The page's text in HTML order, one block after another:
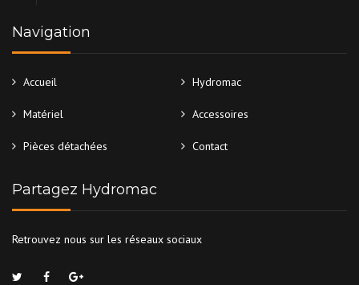
Navigation
Accueil Hydromac
Matériel Accessoires
Pièces détachées Contact
Partagez Hydromac
Retrouvez nous sur les réseaux sociaux